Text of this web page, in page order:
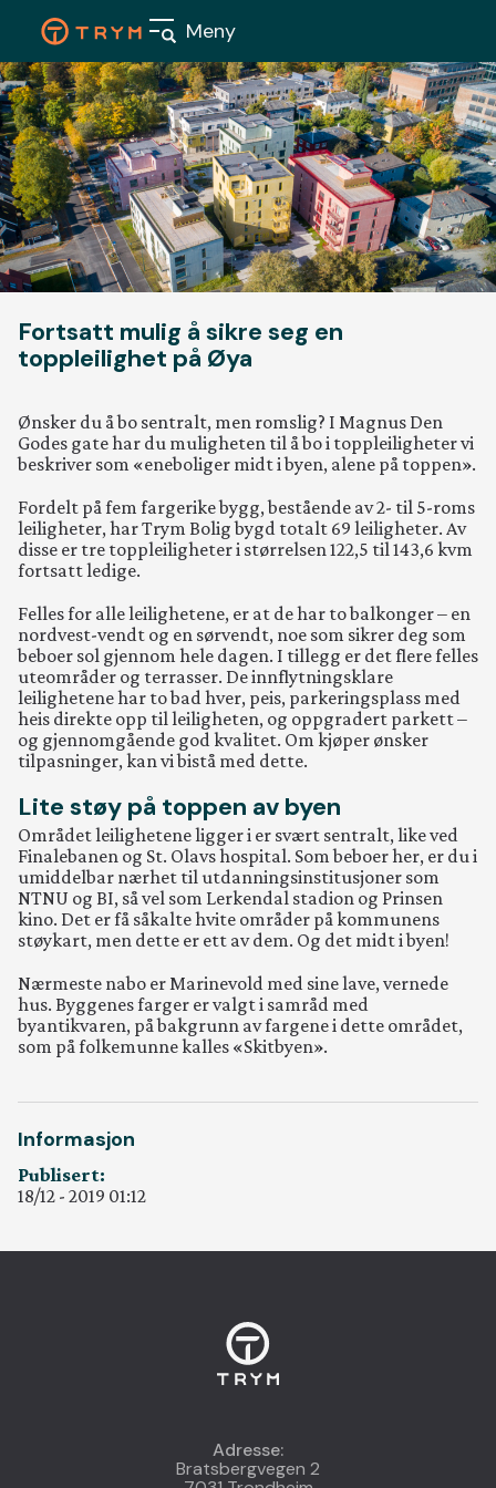
content
Meny
Våre
Aktuelt
Om oss
Kontakt
Jobb
Fortsatt mulig å sikre seg en
toppleilighet på Øya
Informasjon
Publisert:
18/12 - 2019 01:12
Ønsker du å bo sentralt, men romslig? I Magnus Den
Godes gate har du muligheten til å bo i toppleiligheter vi
beskriver som «eneboliger midt i byen, alene på toppen».
Fordelt på fem fargerike bygg, bestående av 2- til 5-roms
leiligheter, har Trym Bolig bygd totalt 69 leiligheter. Av
disse er tre toppleiligheter i størrelsen 122,5 til 143,6 kvm
fortsatt ledige.
Felles for alle leilighetene, er at de har to balkonger – en
nordvest-vendt og en sørvendt, noe som sikrer deg som
beboer sol gjennom hele dagen. I tillegg er det flere felles
uteområder og terrasser. De innflytningsklare
leilighetene har to bad hver, peis, parkeringsplass med
heis direkte opp til leiligheten, og oppgradert parkett –
og gjennomgående god kvalitet. Om kjøper ønsker
tilpasninger, kan vi bistå med dette.
Lite støy på toppen av byen
Området leilighetene ligger i er svært sentralt, like ved
Finalebanen og St. Olavs hospital. Som beboer her, er du i
umiddelbar nærhet til utdanningsinstitusjoner som
NTNU og BI, så vel som Lerkendal stadion og Prinsen
kino. Det er få såkalte hvite områder på kommunens
støykart, men dette er ett av dem. Og det midt i byen!
Nærmeste nabo er Marinevold med sine lave, vernede
hus. Byggenes farger er valgt i samråd med
byantikvaren, på bakgrunn av fargene i dette området,
som på folkemunne kalles «Skitbyen».
Adresse:
Bratsbergvegen 2